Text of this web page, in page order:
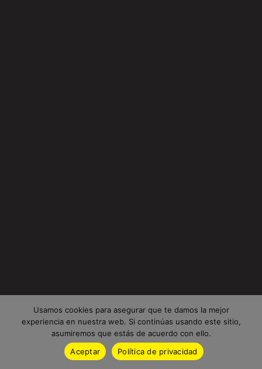
Usamos cookies para asegurar que te damos la mejor
experiencia en nuestra web. Si continúas usando este sitio,
asumiremos que estás de acuerdo con ello.
Aceptar
Política de privacidad